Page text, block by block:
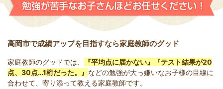
高岡市で成績アップを目指すなら家庭教師のグッド
家庭教師のグッドでは、
『平均点に届かない』『テスト結果が20
点、30点…1桁だった。』 などの勉強が大っ嫌いなお子様の目線に
合わせて、寄り添って教える家庭教師です。